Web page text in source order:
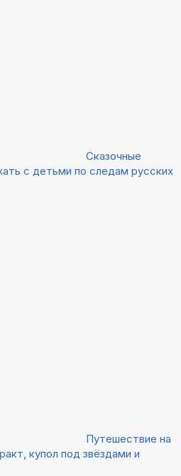
Сказочные
с детьми по следам русских
Путешествие на
купол под звёздами и